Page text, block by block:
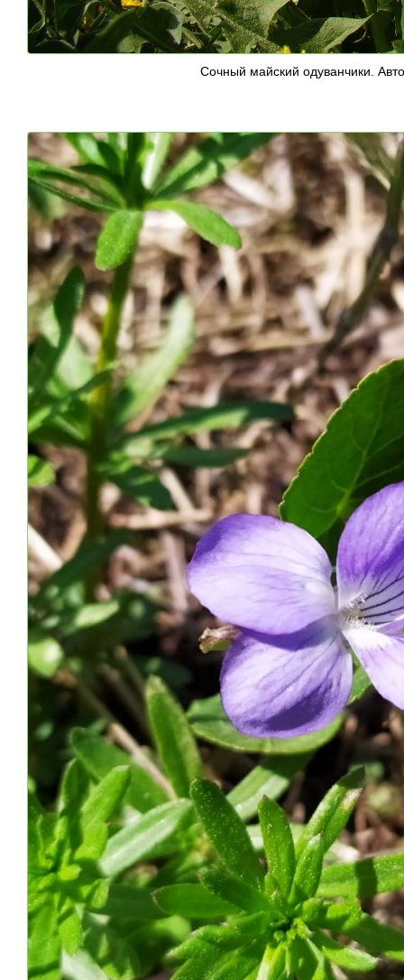
Сочный майский одуванчики.